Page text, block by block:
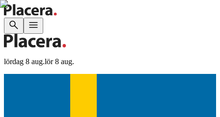
lördag 8 aug.lör 8 aug.